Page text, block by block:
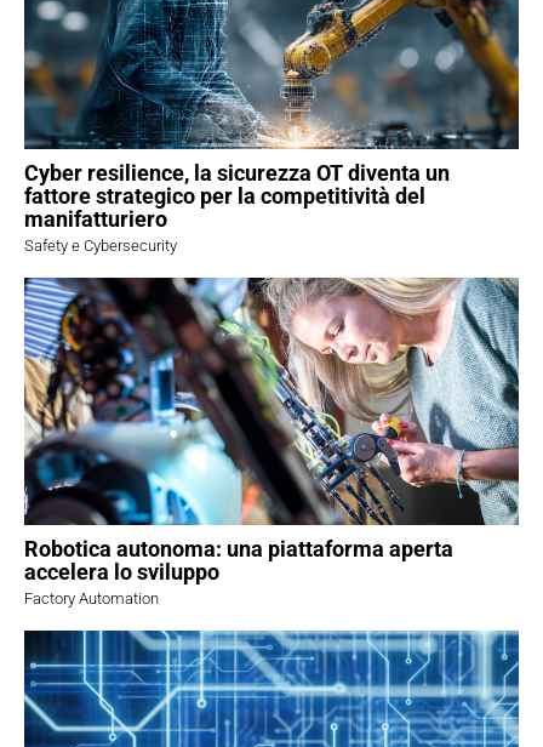
Cyber resilience, la sicurezza OT diventa un
fattore strategico per la competitività del
manifatturiero
Safety e Cybersecurity
Robotica autonoma: una piattaforma aperta
accelera lo sviluppo
Factory Automation